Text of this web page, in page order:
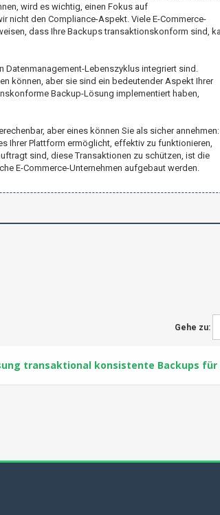
wird es wichtig, einen Fokus auf
nicht den Compliance-Aspekt. Viele E-Commerce-
dass Ihre Backups transaktionskonform sind,
Datenmanagement-Lebenszyklus integriert sind.
können, aber sie sind ein bedeutender Aspekt Ihrer
Backup-Lösung implementiert haben,
aber eines können Sie als sicher
Ihrer Plattform ermöglicht, effektiv zu funktionieren,
sind, diese Transaktionen zu schützen, ist die
E-Commerce-Unternehmen aufgebaut werden.
Gehe zu:
transaktional konsistente Backups für